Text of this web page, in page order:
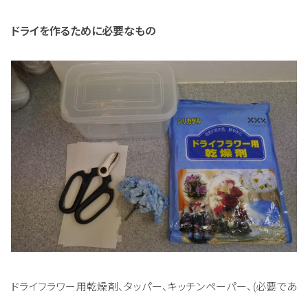
ドライを作るために必要なもの
ドライフラワー用乾燥剤、タッパー、キッチンペーパー、(必要であ